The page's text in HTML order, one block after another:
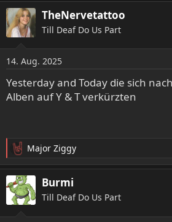
a
k
t
n
e
n
:
TheNervetattoo
Till Deaf Do Us Part
14. Aug. 2025
Yesterday and Today die sich
Alben auf Y & T verkürzten
R
e
a
k
t
Major Ziggy
Burmi
Till Deaf Do Us Part